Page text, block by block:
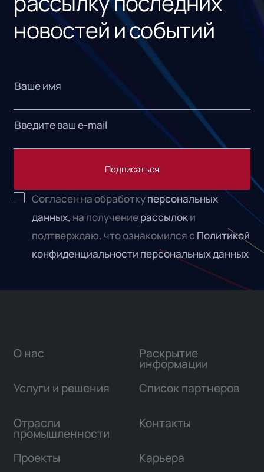
новостей и событий
Подписаться
Согласен на обработкуперсональных
данных, на получениерассылоки
подтверждаю, что ознакомился с Политикой
конфиденциальности персональных данных
О нас
Услуги и решения
Отрасли
промышленности
Проекты
Раскрытие
информации
Список партнеров
Контакты
Карьера